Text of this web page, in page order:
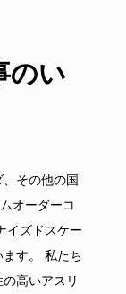
のい
その他の国
オーダーコ
イズドスケー
ます。 私たち
高いアスリ